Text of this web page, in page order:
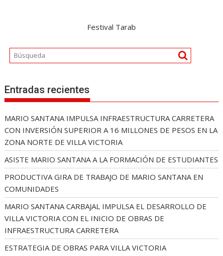
Festival Tarab
Entradas recientes
MARIO SANTANA IMPULSA INFRAESTRUCTURA CARRETERA
CON INVERSIÓN SUPERIOR A 16 MILLONES DE PESOS EN LA
ZONA NORTE DE VILLA VICTORIA
ASISTE MARIO SANTANA A LA FORMACIÓN DE ESTUDIANTES
PRODUCTIVA GIRA DE TRABAJO DE MARIO SANTANA EN
COMUNIDADES
MARIO SANTANA CARBAJAL IMPULSA EL DESARROLLO DE
VILLA VICTORIA CON EL INICIO DE OBRAS DE
INFRAESTRUCTURA CARRETERA
ESTRATEGIA DE OBRAS PARA VILLA VICTORIA